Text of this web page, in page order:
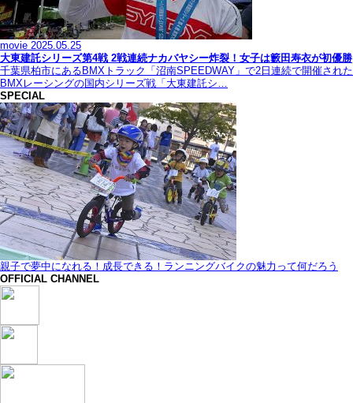
movie 2025.05.25
大東建託シリーズ第4戦 2戦連続ナカバヤシー炸裂！女子は籔田寿衣が初優勝
千葉県柏市にあるBMXトラック「沼南SPEEDWAY」で2日連続で開催された
BMXレーシングの国内シリーズ戦「大東建託シ…
SPECIAL
親子で夢中になれる！成長できる！ランニングバイクの魅力って何だろう
OFFICIAL CHANNEL